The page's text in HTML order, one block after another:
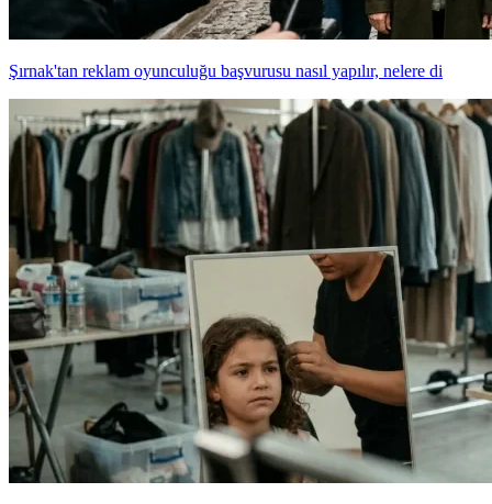
Şırnak'tan reklam oyunculuğu başvurusu nasıl yapılır, nelere di